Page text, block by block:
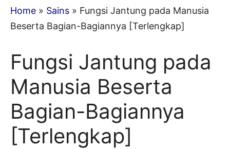
Home » Sains » Fungsi Jantung pada Manusia
Beserta Bagian-Bagiannya [Terlengkap]
Fungsi Jantung pada
Manusia Beserta
Bagian-Bagiannya
[Terlengkap]